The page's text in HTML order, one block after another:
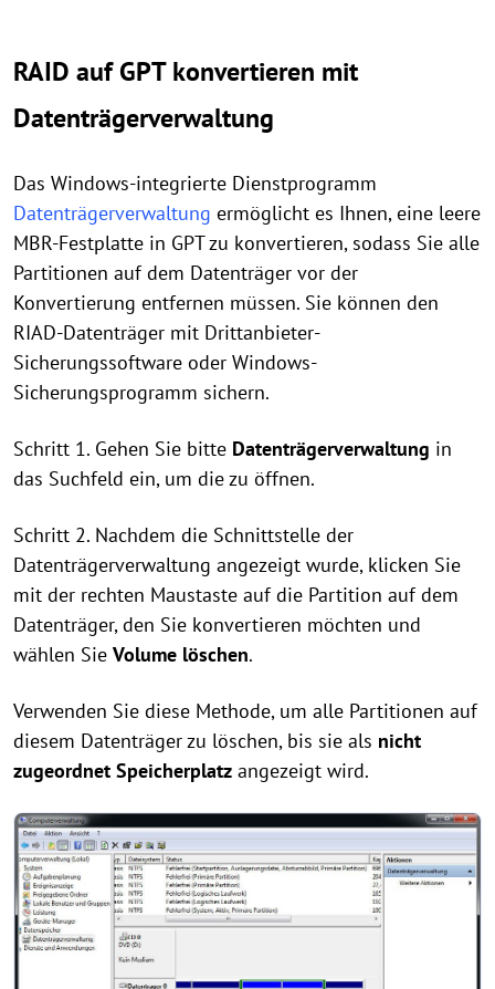
RAID auf GPT konvertieren mit
Datenträgerverwaltung
Das Windows-integrierte Dienstprogramm
Datenträgerverwaltung ermöglicht es Ihnen, eine leere
MBR-Festplatte in GPT zu konvertieren, sodass Sie alle
Partitionen auf dem Datenträger vor der
Konvertierung entfernen müssen. Sie können den
RIAD-Datenträger mit Drittanbieter-
Sicherungssoftware oder Windows-
Sicherungsprogramm sichern.
Schritt 1. Gehen Sie bitte Datenträgerverwaltung in
das Suchfeld ein, um die zu öffnen.
Schritt 2. Nachdem die Schnittstelle der
Datenträgerverwaltung angezeigt wurde, klicken Sie
mit der rechten Maustaste auf die Partition auf dem
Datenträger, den Sie konvertieren möchten und
wählen Sie Volume löschen.
Verwenden Sie diese Methode, um alle Partitionen auf
diesem Datenträger zu löschen, bis sie als nicht
zugeordnet Speicherplatz angezeigt wird.